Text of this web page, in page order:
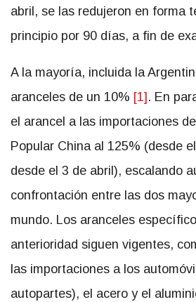
abril, se las redujeron en forma
principio por 90 días, a fin de
A la mayoría, incluida la
aranceles de un 10% [1] . En
el arancel a las importaciones
Popular China al 125% (desde
desde el 3 de abril), escalando
confrontación entre las dos
mundo. Los aranceles
anterioridad siguen vigentes,
las importaciones a los
autopartes), el acero y el